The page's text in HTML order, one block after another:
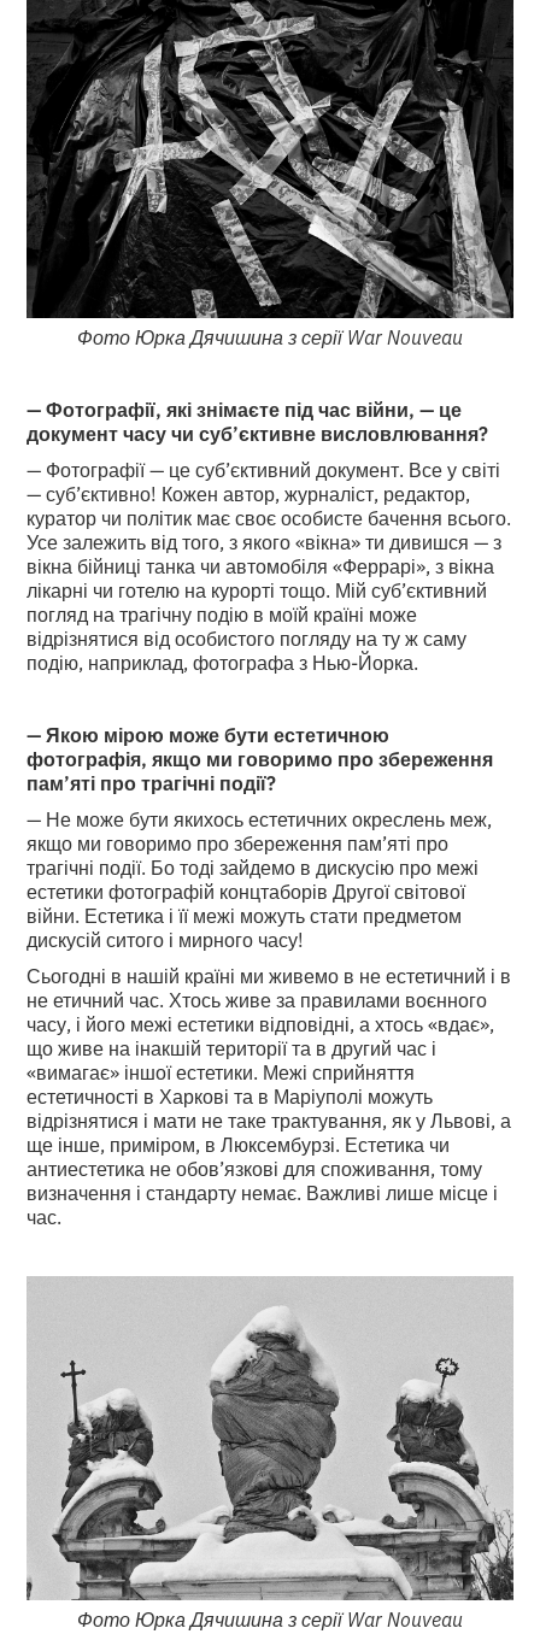
Фото Юрка Дячишина з серії War Nouveau
— Фотографії, які знімаєте під час війни, — це
документ часу чи суб’єктивне висловлювання?
— Фотографії — це суб’єктивний документ. Все у світі
— суб’єктивно! Кожен автор, журналіст, редактор,
куратор чи політик має своє особисте бачення всього.
Усе залежить від того, з якого «вікна» ти дивишся — з
вікна бійниці танка чи автомобіля «Феррарі», з вікна
лікарні чи готелю на курорті тощо. Мій суб’єктивний
погляд на трагічну подію в моїй країні може
відрізнятися від особистого погляду на ту ж саму
подію, наприклад, фотографа з Нью-Йорка.
— Якою мірою може бути естетичною
фотографія, якщо ми говоримо про збереження
пам’яті про трагічні події?
— Не може бути якихось естетичних окреслень меж,
якщо ми говоримо про збереження пам’яті про
трагічні події. Бо тоді зайдемо в дискусію про межі
естетики фотографій концтаборів Другої світової
війни. Естетика і її межі можуть стати предметом
дискусій ситого і мирного часу!
Сьогодні в нашій країні ми живемо в не естетичний і в
не етичний час. Хтось живе за правилами воєнного
часу, і його межі естетики відповідні, а хтось «вдає»,
що живе на інакшій території та в другий час і
«вимагає» іншої естетики. Межі сприйняття
естетичності в Харкові та в Маріуполі можуть
відрізнятися і мати не таке трактування, як у Львові, а
ще інше, приміром, в Люксембурзі. Естетика чи
антиестетика не обов’язкові для споживання, тому
визначення і стандарту немає. Важливі лише місце і
час.
Фото Юрка Дячишина з серії War Nouveau